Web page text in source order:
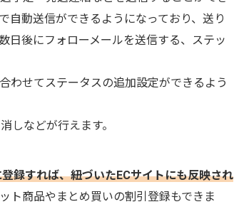
自動送信ができるようになっており、送り
日後にフォローメールを送信する、ステッ
わせてステータスの追加設定ができるよう
しなどが行えます。
録すれば、紐づいたECサイトにも反映され
ト商品やまとめ買いの割引登録もできま